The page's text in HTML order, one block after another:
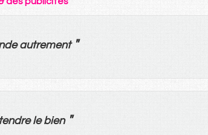
autrement "
le bien "